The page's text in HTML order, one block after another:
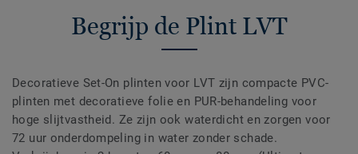
Begrijp de Plint LVT
Decoratieve Set-On plinten voor LVT zijn compacte PVC-
plinten met decoratieve folie en PUR-behandeling voor
hoge slijtvastheid. Ze zijn ook waterdicht en zorgen voor
72 uur onderdompeling in water zonder schade.